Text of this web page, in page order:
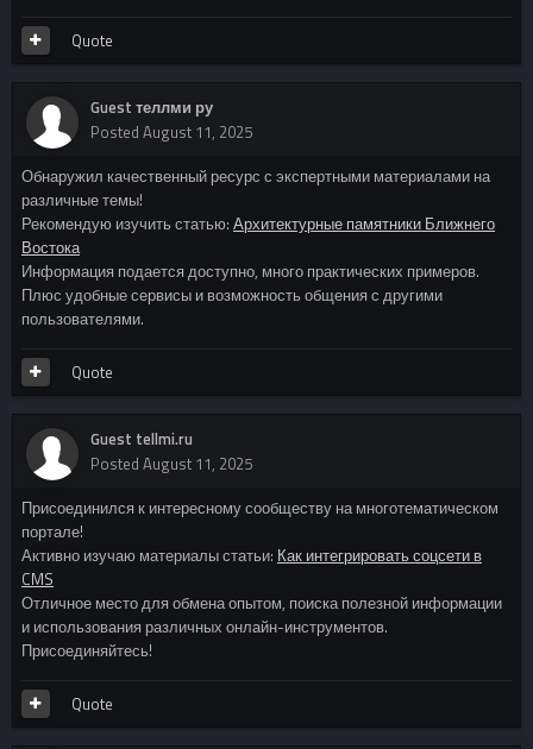
Quote
Guest теллми ру
Posted August 11, 2025
Обнаружил качественный ресурс с экспертными материалами на
различные темы!
Рекомендую изучить статью: Архитектурные памятники Ближнего
Востока
Информация подается доступно, много практических примеров.
Плюс удобные сервисы и возможность общения с другими
пользователями.
Quote
Guest tellmi.ru
Posted August 11, 2025
Присоединился к интересному сообществу на многотематическом
портале!
Активно изучаю материалы статьи: Как интегрировать соцсети в
CMS
Отличное место для обмена опытом, поиска полезной информации
и использования различных онлайн-инструментов.
Присоединяйтесь!
Quote